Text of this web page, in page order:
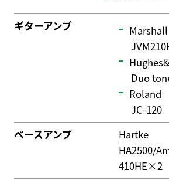
ギターアンプ
Marshall
Duo
Roland
JC-120
ベースアンプ
Hartke
HA2500/
410HE×2